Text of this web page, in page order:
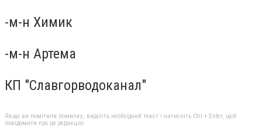
-м-н Химик
-м-н Артема
КП "Славгорводоканал"
Якщо ви помітили помилку, виділіть необхідний текст і натисніть Ctrl + Enter, щоб
повідомити про це редакцію